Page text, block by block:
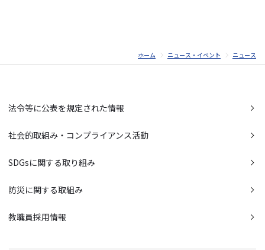
ホーム ニュース・イベント ニュース
法令等に公表を規定された情報
社会的取組み・コンプライアンス活動
SDGsに関する取り組み
防災に関する取組み
教職員採用情報